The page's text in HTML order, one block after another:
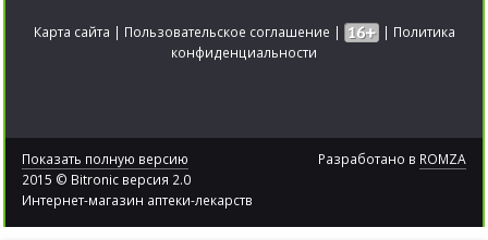
Карта сайта | Пользовательское соглашение | | Политика
конфиденциальности
Показать полную версию
2015 © Bitronic версия 2.0
Интернет-магазин аптеки-лекарств
Разработано в ROMZA